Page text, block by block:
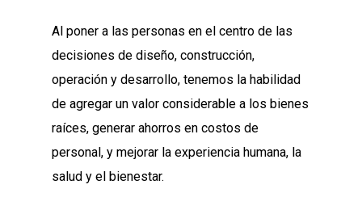
Al poner a las personas en el centro de las
decisiones de diseño, construcción,
operación y desarrollo, tenemos la habilidad
de agregar un valor considerable a los bienes
raíces, generar ahorros en costos de
personal, y mejorar la experiencia humana, la
salud y el bienestar.